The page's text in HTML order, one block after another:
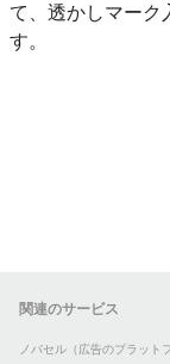
て、透かしマーク
す。
関連のサービス
ノバセル（広告のプラット